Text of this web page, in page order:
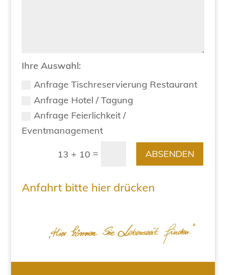
Ihre Auswahl:
Anfrage Tischreservierung Restaurant
Anfrage Hotel / Tagung
Anfrage Feierlichkeit /
Eventmanagement
13 + 10 = ABSENDEN
Anfahrt bitte hier drücken